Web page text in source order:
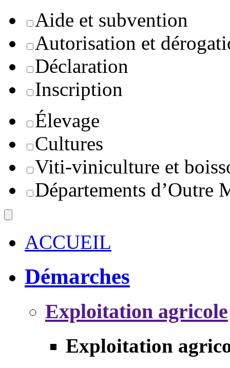
Aide et subvention
Autorisation et
Déclaration
Inscription
Élevage
Cultures
Viti-viniculture et
Départements d’Outre
ACCUEIL
Démarches
Exploitation agricole
Exploitation